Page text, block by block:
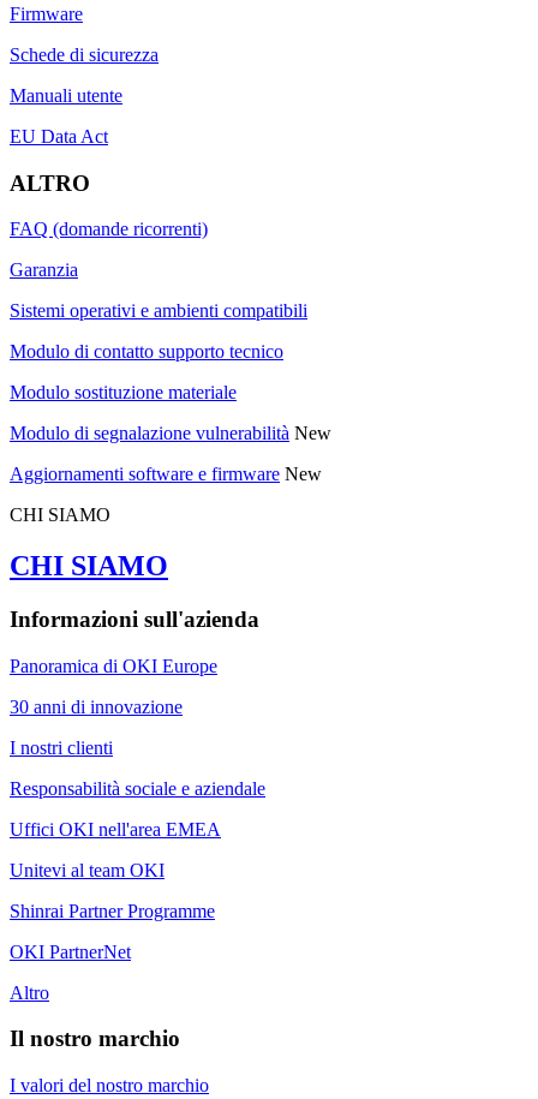
Firmware
Schede di sicurezza
Manuali utente
EU Data Act
ALTRO
FAQ (domande ricorrenti)
Garanzia
Sistemi operativi e ambienti compatibili
Modulo di contatto supporto tecnico
Modulo sostituzione materiale
Modulo di segnalazione vulnerabilità New
Aggiornamenti software e firmware New
CHI SIAMO
CHI SIAMO
Informazioni sull'azienda
Panoramica di OKI Europe
30 anni di innovazione
I nostri clienti
Responsabilità sociale e aziendale
Uffici OKI nell'area EMEA
Unitevi al team OKI
Shinrai Partner Programme
OKI PartnerNet
Altro
Il nostro marchio
I valori del nostro marchio